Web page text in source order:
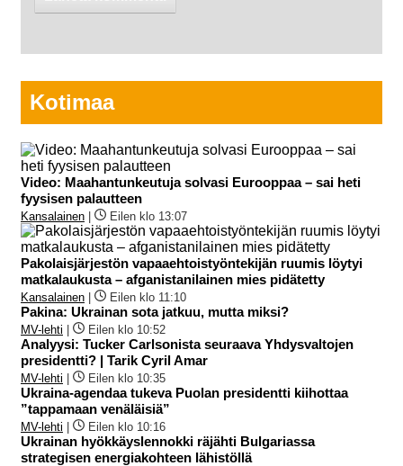
Kotimaa
Video: Maahantunkeutuja solvasi Eurooppaa – sai heti
fyysisen palautteen
Kansalainen | Eilen klo 13:07
Pakolaisjärjestön vapaaehtoistyöntekijän ruumis löytyi
matkalaukusta – afganistanilainen mies pidätetty
Kansalainen | Eilen klo 11:10
Pakina: Ukrainan sota jatkuu, mutta miksi?
MV-lehti | Eilen klo 10:52
Analyysi: Tucker Carlsonista seuraava Yhdysvaltojen
presidentti? | Tarik Cyril Amar
MV-lehti | Eilen klo 10:35
Ukraina-agendaa tukeva Puolan presidentti kiihottaa
”tappamaan venäläisiä”
MV-lehti | Eilen klo 10:16
Ukrainan hyökkäyslennokki räjähti Bulgariassa
strategisen energiakohteen lähistöllä